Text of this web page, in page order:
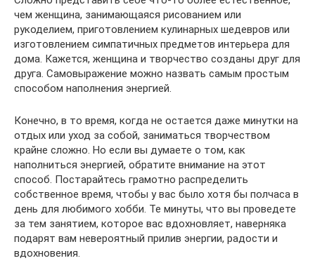
чем женщина, занимающаяся рисованием или
рукоделием, приготовлением кулинарных шедевров или
изготовлением симпатичных предметов интерьера для
дома. Кажется, женщина и творчество созданы друг для
друга. Самовыражение можно назвать самым простым
способом наполнения энергией.
Конечно, в то время, когда не остается даже минутки на
отдых или уход за собой, заниматься творчеством
крайне сложно. Но если вы думаете о том, как
наполниться энергией, обратите внимание на этот
способ. Постарайтесь грамотно распределить
собственное время, чтобы у вас было хотя бы полчаса в
день для любимого хобби. Те минуты, что вы проведете
за тем занятием, которое вас вдохновляет, наверняка
подарят вам невероятный прилив энергии, радости и
вдохновения.